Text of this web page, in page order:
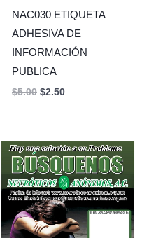
NAC030 ETIQUETA
ADHESIVA DE
INFORMACIÓN
PUBLICA
$5.00 $2.50